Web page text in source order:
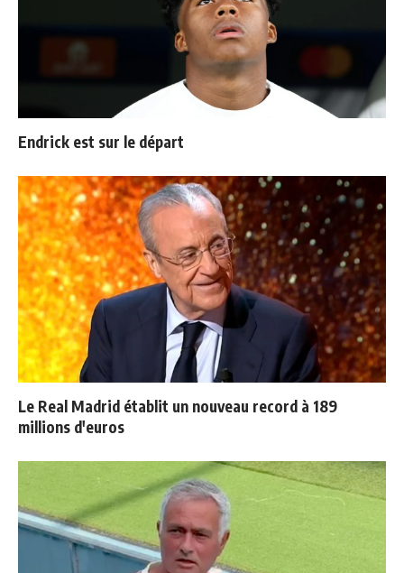
Endrick est sur le départ
Le Real Madrid établit un nouveau record à 189
millions d'euros